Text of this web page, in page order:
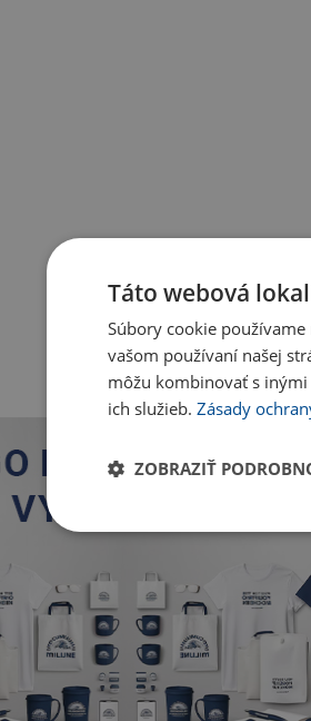
Táto webová
Súbory cookie
vašom používaní našej
môžu kombinovať s
ich služieb. Zásady
ZOBRAZIŤ